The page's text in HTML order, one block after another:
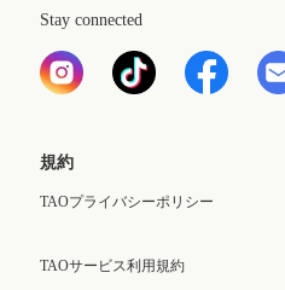
Stay connected
規約
TAOプライバシーポリシー
TAOサービス利用規約